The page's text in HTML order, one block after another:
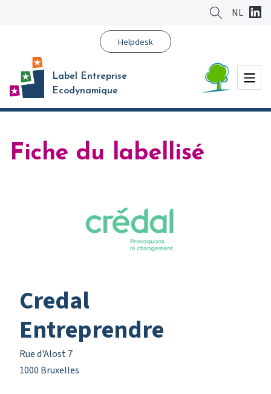
NL
Helpdesk
Label Entreprise
Ecodynamique
Menu
Fiche du labellisé
Credal
Entreprendre
Rue d'Alost 7
1000 Bruxelles